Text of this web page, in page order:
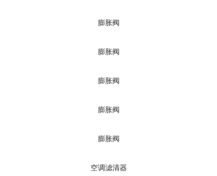
膨胀阀
膨胀阀
膨胀阀
膨胀阀
膨胀阀
空调滤清器